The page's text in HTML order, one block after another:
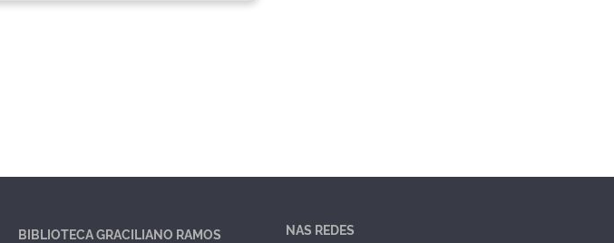
BIBLIOTECA GRACILIANO RAMOS
NAS REDES